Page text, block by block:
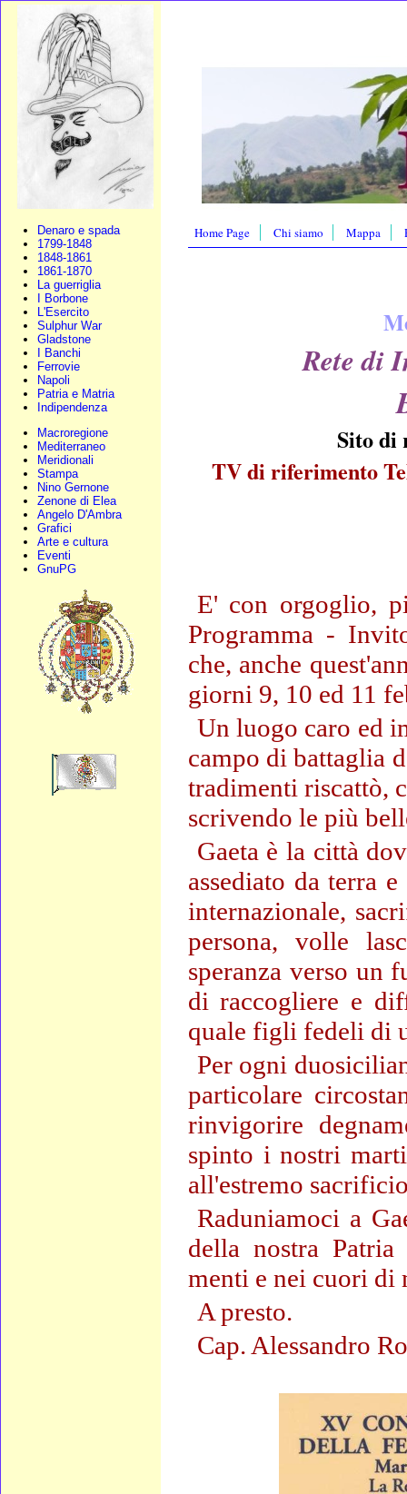
Denaro e spada
1799-1848
1848-1861
1861-1870
La guerriglia
I Borbone
L'Esercito
Sulphur War
Gladstone
I Banchi
Ferrovie
Napoli
Patria e Matria
Indipendenza
Macroregione
Mediterraneo
Meridionali
Stampa
Nino Gernone
Zenone di Elea
Angelo D'Ambra
Grafici
Arte e cultura
Eventi
GnuPG
Home Page Chi siamo Mappa
Rete di
Sito
TV di riferimento
E' con orgoglio,
Programma -
che, anche
giorni 9, 10 ed 11
Un luogo caro ed
campo di battaglia
tradimenti riscattò,
scrivendo le più
Gaeta è la città
assediato da terra
internazionale,
persona, volle
speranza verso un
di raccogliere e
quale figli fedeli di
Per ogni
particolare
rinvigorire
spinto i nostri
all'estremo
Raduniamoci a
della nostra
menti e nei cuori
A presto.
Cap. Alessandro